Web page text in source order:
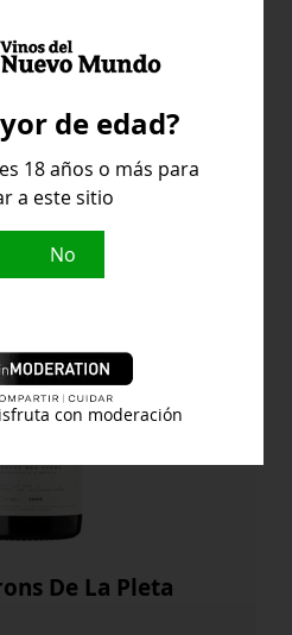
De La Pleta
de edad?
18 años o más para
a este sitio
No
con moderación